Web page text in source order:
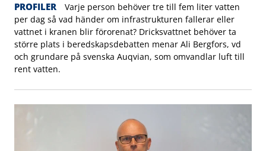
PROFILER
Varje person behöver tre till fem liter vatten
per dag så vad händer om infrastrukturen fallerar eller
vattnet i kranen blir förorenat? Dricksvattnet behöver ta
större plats i beredskapsdebatten menar Ali Bergfors, vd
och grundare på svenska Auqvian, som omvandlar luft till
rent vatten.